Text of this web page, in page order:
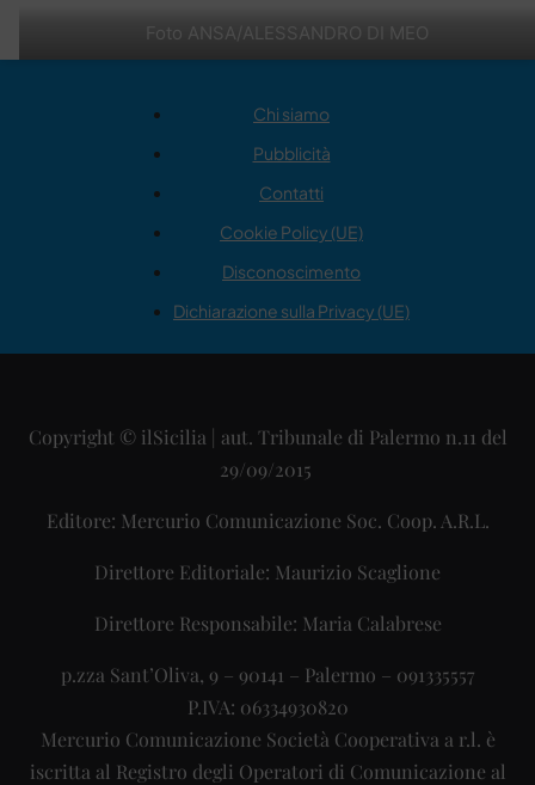
Foto ANSA/ALESSANDRO DI MEO
Chi siamo
Pubblicità
Contatti
Cookie Policy (UE)
Disconoscimento
Dichiarazione sulla Privacy (UE)
Copyright © ilSicilia | aut. Tribunale di Palermo n.11 del
29/09/2015
Editore: Mercurio Comunicazione Soc. Coop. A.R.L.
Direttore Editoriale: Maurizio Scaglione
Direttore Responsabile: Maria Calabrese
p.zza Sant’Oliva, 9 – 90141 – Palermo – 091335557
P.IVA: 06334930820
Mercurio Comunicazione Società Cooperativa a r.l. è
iscritta al Registro degli Operatori di Comunicazione al